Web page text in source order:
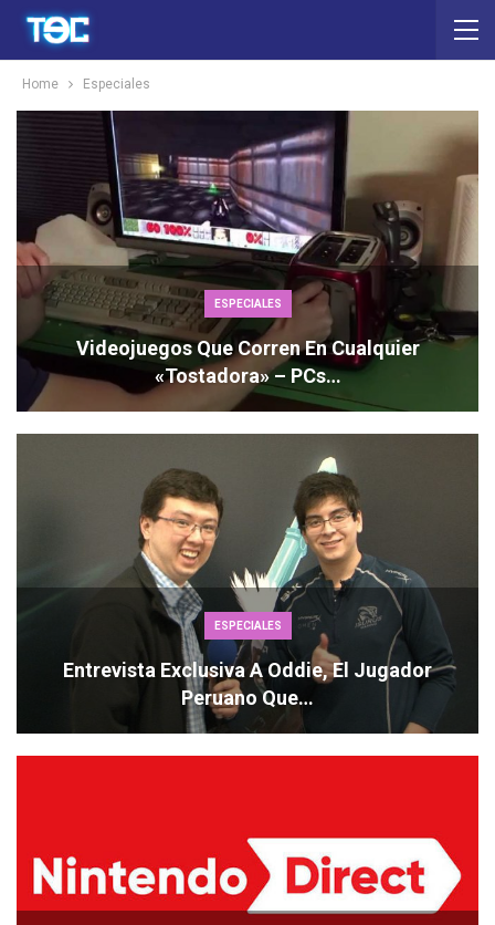
Home Especiales
ESPECIALES
Videojuegos Que Corren En Cualquier
«Tostadora» – PCs…
ESPECIALES
Entrevista Exclusiva A Oddie, El Jugador
Peruano Que…